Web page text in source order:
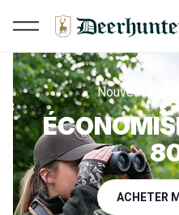
Nouveaux
ACHETER